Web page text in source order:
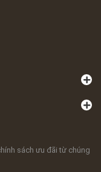
sách ưu đãi từ chúng